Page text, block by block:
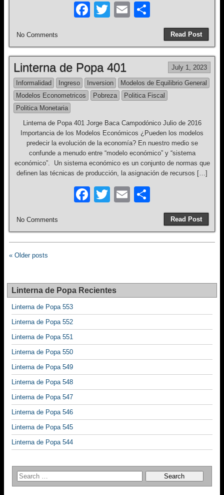
F
e
b
o
o
k
T
er
E
ar
e
Read Post
No Comments
Linterna de Popa 401 July 1, 2023
Informalidad Ingreso Inversion
Modelos de Equilibrio General
Modelos Econometricos
Pobreza
Politica Fiscal
Politica Monetaria
Linterna de Popa 401 Jorge Baca Campodónico Julio de 2016
Importancia de los Modelos Económicos ¿Pueden los modelos
predecir la evolución de la economía? En nuestro medio se
confunde a menudo entre “modelo económico” y “sistema
económico”. Un sistema económico es un conjunto de normas que
definen las técnicas de producción, la asignación de recursos […]
F
e
o
T
er
E
ar
e
Read Post
No Comments
« Older posts
Linterna de Popa Recientes
Linterna de Popa 553
Linterna de Popa 552
Linterna de Popa 551
Linterna de Popa 550
Linterna de Popa 549
Linterna de Popa 548
Linterna de Popa 547
Linterna de Popa 546
Linterna de Popa 545
Linterna de Popa 544